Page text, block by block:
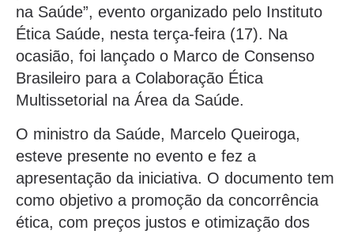
na Saúde”, evento organizado pelo Instituto
Ética Saúde, nesta terça-feira (17). Na
ocasião, foi lançado o Marco de Consenso
Brasileiro para a Colaboração Ética
Multissetorial na Área da Saúde.
O ministro da Saúde, Marcelo Queiroga,
esteve presente no evento e fez a
apresentação da iniciativa. O documento tem
como objetivo a promoção da concorrência
ética, com preços justos e otimização dos